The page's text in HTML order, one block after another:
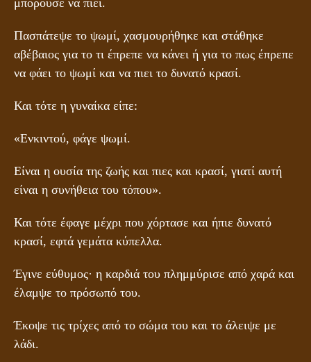
Πασπάτεψε το ψωμί, χασμουρήθηκε και στάθηκε
αβέβαιος για το τι έπρεπε να κάνει ή για το πως έπρεπε
να φάει το ψωμί και να πιει το δυνατό κρασί.
Και τότε η γυναίκα είπε:
«Ενκιντού, φάγε ψωμί.
Είναι η ουσία της ζωής και πιες και κρασί, γιατί αυτή
είναι η συνήθεια του τόπου».
Και τότε έφαγε μέχρι που χόρτασε και ήπιε δυνατό
κρασί, εφτά γεμάτα κύπελλα.
Έγινε εύθυμος· η καρδιά του πλημμύρισε από χαρά και
έλαμψε το πρόσωπό του.
Έκοψε τις τρίχες από το σώμα του και το άλειψε με
λάδι.